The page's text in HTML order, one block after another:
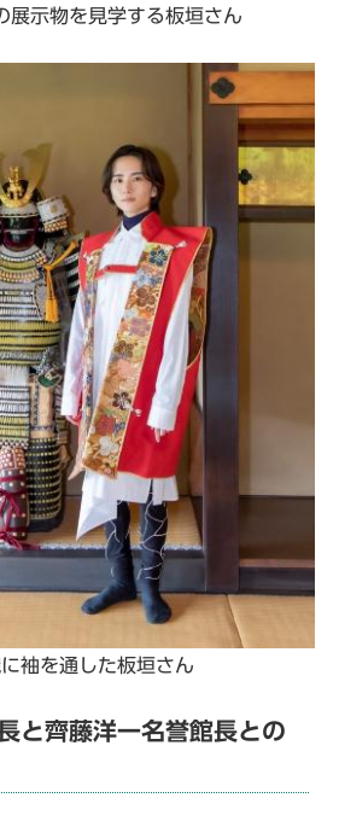
展示物を見学する板垣さん
袖を通した板垣さん
と齊藤洋一名誉館長との